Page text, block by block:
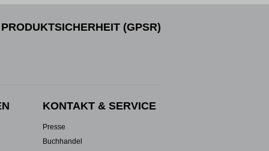
PRODUKTSICHERHEIT (GPSR)
KONTAKT & SERVICE
Presse
Buchhandel